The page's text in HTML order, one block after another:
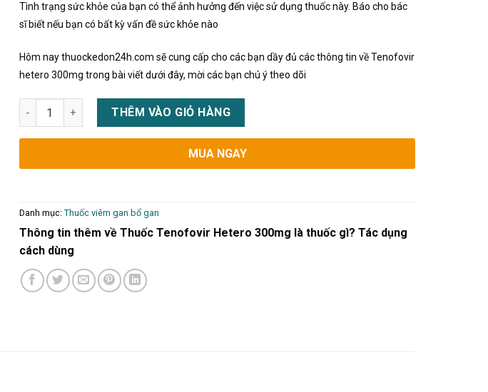
Tình trạng sức khỏe của bạn có thể ảnh hưởng đến việc sử dụng thuốc này. Báo cho bác
sĩ biết nếu bạn có bất kỳ vấn đề sức khỏe nào
Hôm nay thuockedon24h.com sẽ cung cấp cho các bạn dầy đủ các thông tin về Tenofovir
hetero 300mg trong bài viết dưới đây, mời các bạn chú ý theo dõi
Thuốc Tenofovir Hetero 300mg là thuốc gì? Tác dụng cách dùng số lượng
THÊM VÀO GIỎ HÀNG
MUA NGAY
Danh mục: Thuốc viêm gan bổ gan
Thông tin thêm về Thuốc Tenofovir Hetero 300mg là thuốc gì? Tác dụng
cách dùng